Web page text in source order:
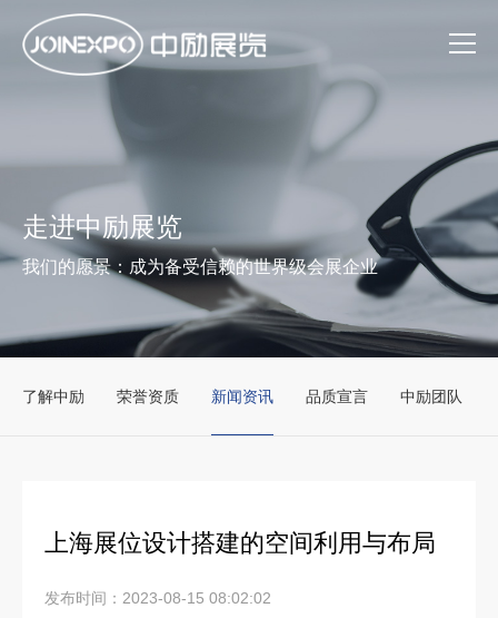
走进中励展览
我们的愿景：成为备受信赖的世界级会展企业
了解中励 荣誉资质 新闻资讯 品质宣言 中励团队
上海展位设计搭建的空间利用与布局
发布时间：2023-08-15 08:02:02